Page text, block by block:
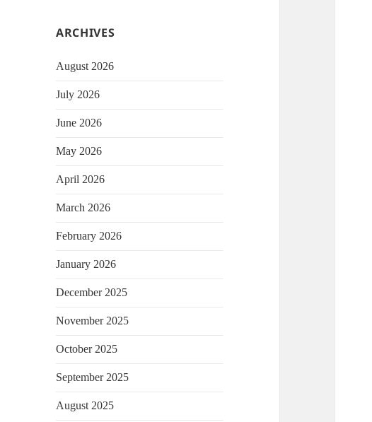
ARCHIVES
August 2026
July 2026
June 2026
May 2026
April 2026
March 2026
February 2026
January 2026
December 2025
November 2025
October 2025
September 2025
August 2025